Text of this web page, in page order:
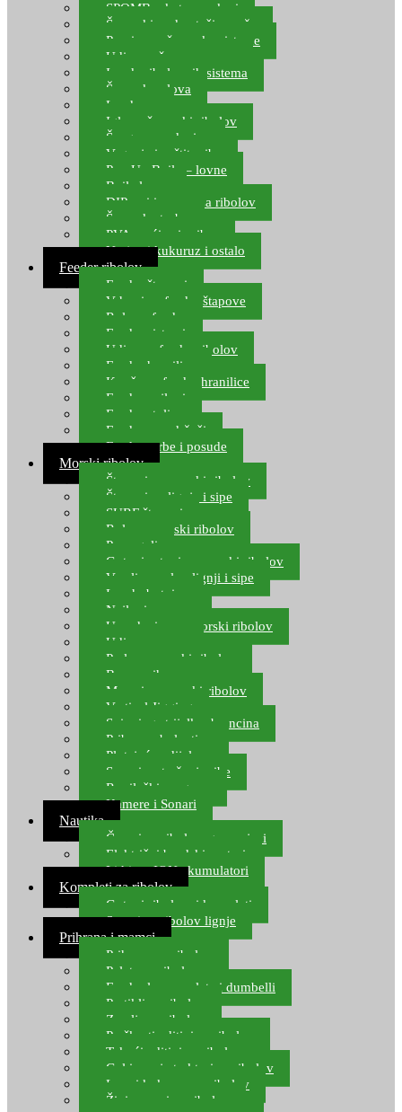
SPOMB rakete, markeri
Šaranski podmetači, mreže
Pernice za šaranske sisteme
Udice za šarana, amura
Izrada ribolovnih sistema
Šaranska olova
Leadcore
Igle za šaranski ribolov
Špage, upredenice
Vaganje i zaštita ribe
Pop Up Boile – lovne
Boile lovne
DIP-ovi i arome za ribolov
Šaranske torbe
PVA vrećice i pribor
Umjetni kukuruz i ostalo
Feeder ribolov
Feeder štapovi
Vrhovi za feeder štapove
Role za feeder
Feeder sistemi
Udice za feeder ribolov
Feeder hranilice
Kopče za feeder hranilice
Feeder najloni
Feeder stolice
Feeder arm držači
Feeder torbe i posude
Morski ribolov
Štapovi za morski ribolov
Štapovi za lignje i sipe
SURF štapovi
Role za morski ribolov
Parangali
Gotovi setovi za morski ribolov
Varalice za lov lignji i sipe
Lov hobotnice
Najloni za more
Upredenice za morski ribolov
Udice za more
Perle za morski ribolov
Brum prihrana za more
Mamci za morski ribolov
Vertical Jigging
Spinning strijelke, brancina
Pribor za bolentino
Plutajuća odijela
Sonari za traženje ribe
Ronilački program
Kamere i Sonari
Nautika
Čamci za ribolov, gumenjaci
Električni brodski motori
Lithium ION akumulatori
Kompleti za ribolov
Gotovi ribolovni kompleti
Setovi za ribolov lignje
Prihrana i mamci
Prihrana za ribolov
Pelete za ribolov
Feeder lovne pelete i dumbelli
Partikli za ribolov
Zemlja za ribolov
Praškasti aditivi za ribolov
Tekući aditivi za ribolov
Gel i sprej atraktori za ribolov
Lovni kukuruz za ribolov
Živi mamci za ribolov